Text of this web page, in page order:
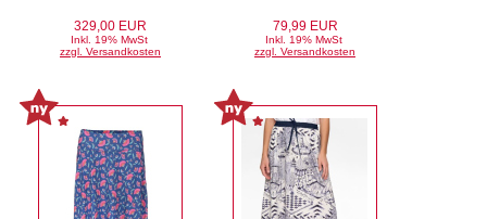
329,00 EUR
Inkl. 19% MwSt
zzgl. Versandkosten
79,99 EUR
Inkl. 19% MwSt
zzgl. Versandkosten